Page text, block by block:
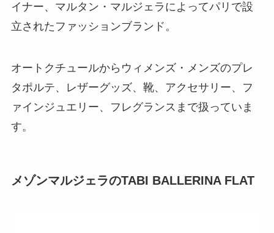
イナー、マルタン・マルジェラによってパリで設
立されたファッションブランド。
オートクチュールからウィメンズ・メンズのプレ
タポルテ、レザーグッズ、靴、アクセサリー、フ
ァインジュエリー、フレグランスまで扱っていま
す。
メゾンマルジェラのTABI BALLERINA FLAT